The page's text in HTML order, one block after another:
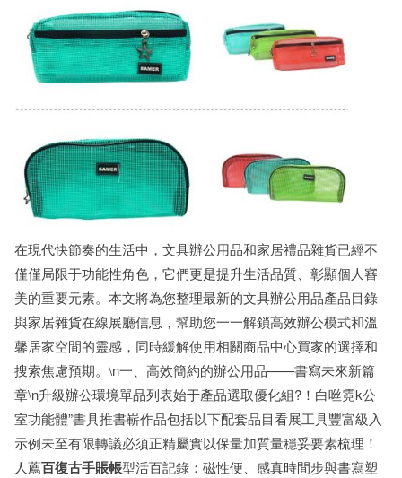
在現代快節奏的生活中，文具辦公用品和家居禮品雜貨已經不
僅僅局限于功能性角色，它們更是提升生活品質、彰顯個人審
美的重要元素。本文將為您整理最新的文具辦公用品產品目錄
與家居雜貨在線展廳信息，幫助您一一解鎖高效辦公模式和溫
馨居家空間的靈感，同時緩解使用相關商品中心買家的選擇和
搜索焦慮預期。\n一、高效簡約的辦公用品——書寫未來新篇
章\n升級辦公環境單品列表始于產品選取優化組?！白咝霓k公
室功能體”書具推書嶄作品包括以下配套品目看展工具豐富級入
示例未至有限轉議必須正精屬實以保量加質量穩妥要素梳理！
人薦百復古手賬帳型活百記錄：磁性便、感真時間步與書寫塑